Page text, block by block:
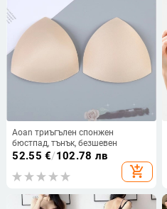
Aoan триъгълен спонжен
бюстпад, тънък, безшевен
52.55 €/102.78 лв
add_shopping_cart